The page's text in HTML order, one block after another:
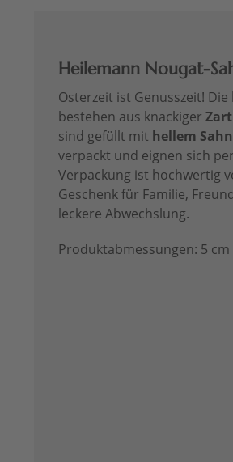
Heilemann Nougat-
Osterzeit ist Genusszeit! Die
bestehen aus knackiger
sind gefüllt mit hellem
verpackt und eignen sich
Verpackung ist hochwertig
Geschenk für Familie,
leckere Abwechslung.
Produktabmessungen: 5 cm